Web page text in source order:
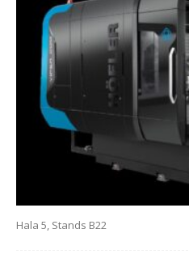
Hala 5, Stands B22